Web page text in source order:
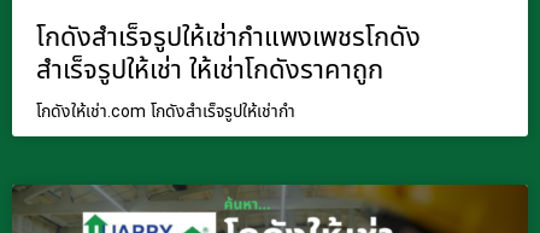
โกดังสำเร็จรูปให้เช่ากำแพงเพชรโกดัง
สำเร็จรูปให้เช่า ให้เช่าโกดังราคาถูก
โกดังให้เช่า.com โกดังสำเร็จรูปให้เช่ากำ